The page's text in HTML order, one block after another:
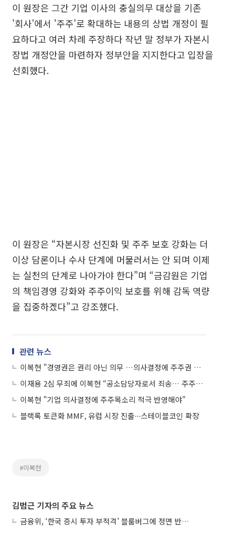
이 원장은 그간 기업 이사의 충실의무 대상을 기존
'회사'에서 '주주'로 확대하는 내용의 상법 개정이 필
요하다고 여러 차례 주장하다 작년 말 정부가 자본시
장법 개정안을 마련하자 정부안을 지지한다고 입장을
선회했다.
이 원장은 “자본시장 선진화 및 주주 보호 강화는 더
이상 담론이나 수사 단계에 머물러서는 안 되며 이제
는 실천의 단계로 나아가야 한다”며 “금감원은 기업
의 책임경영 강화와 주주이익 보호를 위해 감독 역량
을 집중하겠다”고 강조했다.
관련 뉴스
이복현 "경영권은 권리 아닌 의무 …의사결정에 주주권 반영해야”
이재용 2심 무죄에 이복현 “공소담당자로서 죄송… 주주가치 보호 다양한 법률 개정 불가피”
이복현 "기업 의사결정에 주주목소리 적극 반영해야"
블랙록 토큰화 MMF, 유럽 시장 진출∙∙∙스테이블코인 확장
#이복현
김범근 기자의 주요 뉴스
금융위, ‘한국 증시 투자 부적격’ 블룸버그에 정면 반박…“근거 불분명”